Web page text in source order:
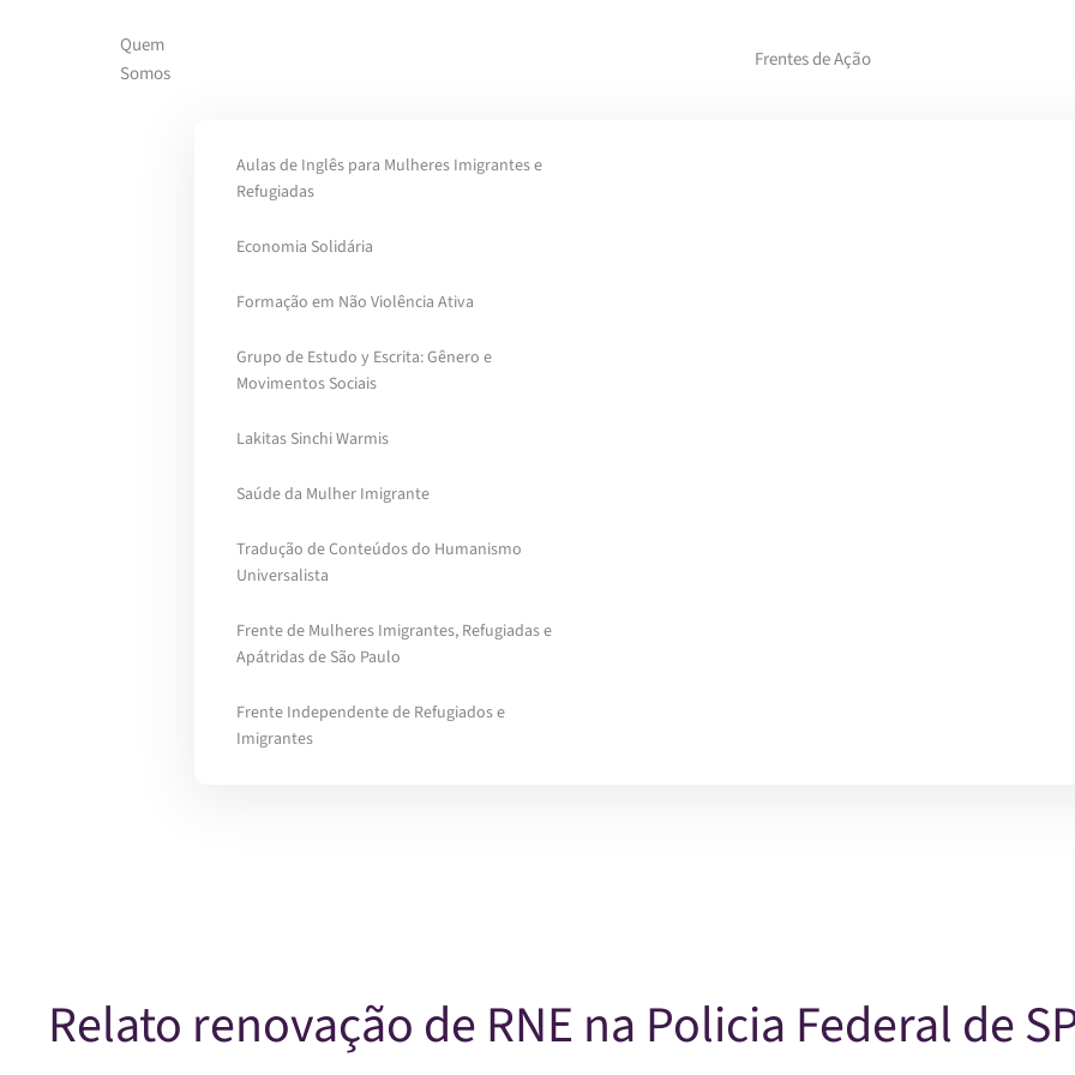
Skip to main content
Quem
Somos
Frentes de Ação
Aulas de Inglês para Mulheres Imigrantes e
Refugiadas
Economia Solidária
Formação em Não Violência Ativa
Grupo de Estudo y Escrita: Gênero e
Movimentos Sociais
Lakitas Sinchi Warmis
Saúde da Mulher Imigrante
Tradução de Conteúdos do Humanismo
Universalista
Frente de Mulheres Imigrantes, Refugiadas e
Apátridas de São Paulo
Frente Independente de Refugiados e
Imigrantes
Relato renovação de RNE na Policia Federal de